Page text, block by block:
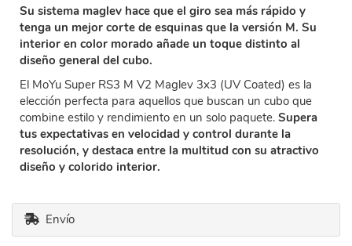
Su sistema maglev hace que el giro sea más rápido y
tenga un mejor corte de esquinas que la versión M. Su
interior en color morado añade un toque distinto al
diseño general del cubo.
El MoYu Super RS3 M V2 Maglev 3x3 (UV Coated) es la
elección perfecta para aquellos que buscan un cubo que
combine estilo y rendimiento en un solo paquete. Supera
tus expectativas en velocidad y control durante la
resolución, y destaca entre la multitud con su atractivo
diseño y colorido interior.
Envío